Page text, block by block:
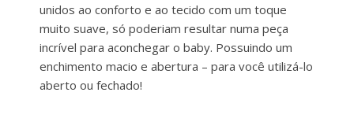
unidos ao conforto e ao tecido com um toque
muito suave, só poderiam resultar numa peça
incrível para aconchegar o baby. Possuindo um
enchimento macio e abertura – para você utilizá-lo
aberto ou fechado!